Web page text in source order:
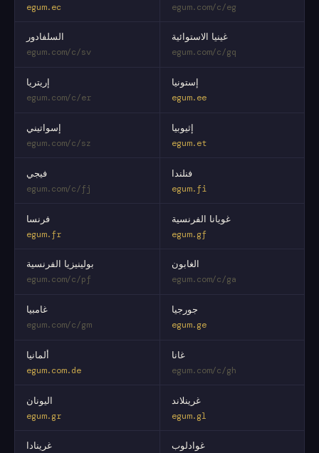
egum.ec egum.com/c/eg
السلفادور
egum.com/c/sv
غينيا الاستوائية
egum.com/c/gq
إريتريا
egum.com/c/er
إستونيا
egum.ee
إسواتيني
egum.com/c/sz
إثيوبيا
egum.et
فيجي
egum.com/c/fj
فنلندا
egum.fi
فرنسا
egum.fr
غويانا الفرنسية
egum.gf
بولينيزيا الفرنسية
egum.com/c/pf
الغابون
egum.com/c/ga
غامبيا
egum.com/c/gm
جورجيا
egum.ge
ألمانيا
egum.com.de
غانا
egum.com/c/gh
اليونان
egum.gr
غرينلاند
egum.gl
غرينادا غوادلوب